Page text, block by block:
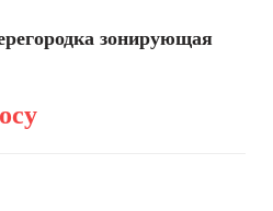
зонирующая